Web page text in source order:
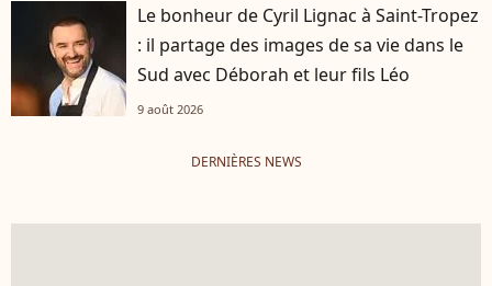
Le bonheur de Cyril Lignac à Saint-Tropez
: il partage des images de sa vie dans le
Sud avec Déborah et leur fils Léo
9 août 2026
DERNIÈRES NEWS